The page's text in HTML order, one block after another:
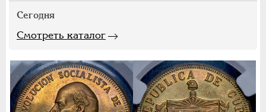
Сегодня
Смотреть каталог